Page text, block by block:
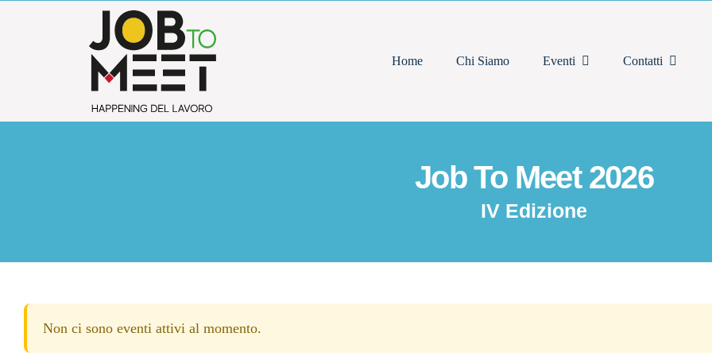
Home Chi Siamo Eventi Contatti
Job To Meet 2026
IV Edizione
Non ci sono eventi attivi al momento.